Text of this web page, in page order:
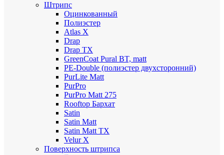
Штрипс
Оцинкованный
Полиэстер
Atlas X
Drap
Drap TX
GreenCoat Pural BT, matt
PE-Double (полиэстер двухсторонний)
PurLite Мatt
PurPro
PurPro Matt 275
Rooftop Бархат
Satin
Satin Мatt
Satin Matt TX
Velur X
Поверхность штрипса